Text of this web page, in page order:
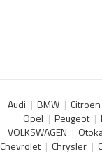
Audi BMW Citroen
Opel
Peugeot
VOLKSWAGEN
Chevrolet
Chrysler